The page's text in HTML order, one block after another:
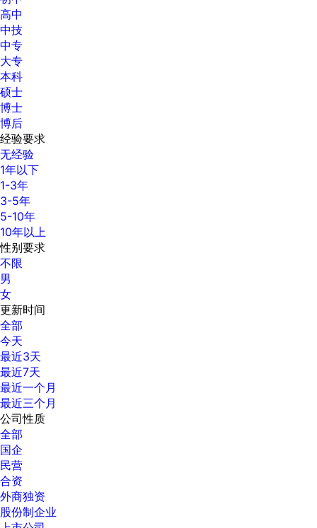
高中
中技
中专
大专
本科
硕士
博士
博后
经验要求
无经验
1年以下
1-3年
3-5年
5-10年
10年以上
性别要求
不限
男
女
更新时间
全部
今天
最近3天
最近7天
最近一个月
最近三个月
公司性质
全部
国企
民营
合资
外商独资
股份制企业